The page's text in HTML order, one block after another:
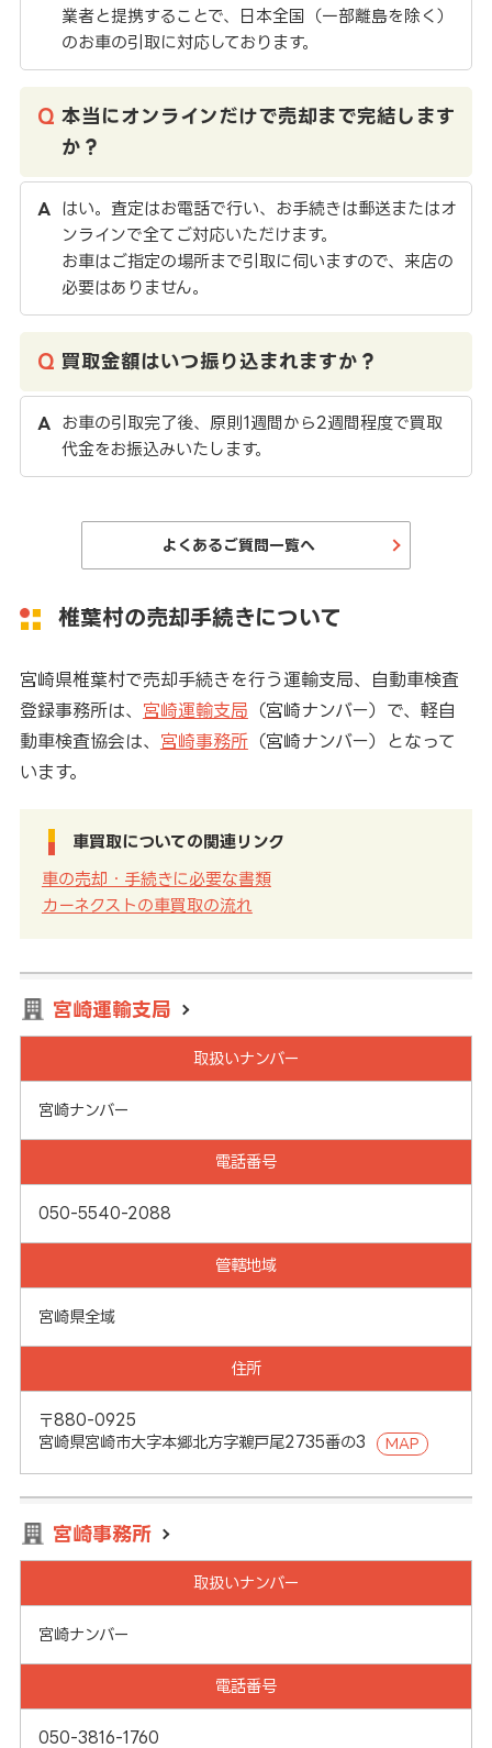
業者と提携することで、日本全国（一部離島を除く）
のお車の引取に対応しております。
本当にオンラインだけで売却まで完結します
か？
はい。査定はお電話で行い、お手続きは郵送またはオ
ンラインで全てご対応いただけます。
お車はご指定の場所まで引取に伺いますので、来店の
必要はありません。
買取金額はいつ振り込まれますか？
お車の引取完了後、原則1週間から2週間程度で買取
代金をお振込みいたします。
よくあるご質問一覧へ
椎葉村の売却手続きについて
宮崎県椎葉村で売却手続きを行う運輸支局、自動車検査
登録事務所は、 宮崎運輸支局 （宮崎ナンバー）で、軽自
動車検査協会は、 宮崎事務所（宮崎ナンバー）となって
います。
車買取についての関連リンク
車の売却・手続きに必要な書類
カーネクストの車買取の流れ
宮崎運輸支局
取扱いナンバー
宮崎ナンバー
電話番号
050-5540-2088
管轄地域
宮崎県全域
住所
〒880-0925
宮崎県宮崎市大字本郷北方字鵜戸尾2735番の3
MAP
宮崎事務所
取扱いナンバー
宮崎ナンバー
電話番号
050-3816-1760